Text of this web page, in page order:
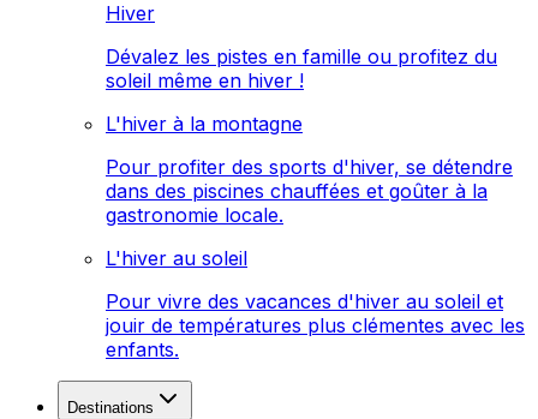
Hiver
Dévalez les pistes en famille ou profitez du
soleil même en hiver !
L'hiver à la montagne
Pour profiter des sports d'hiver, se détendre
dans des piscines chauffées et goûter à la
gastronomie locale.
L'hiver au soleil
Pour vivre des vacances d'hiver au soleil et
jouir de températures plus clémentes avec les
enfants.
Destinations